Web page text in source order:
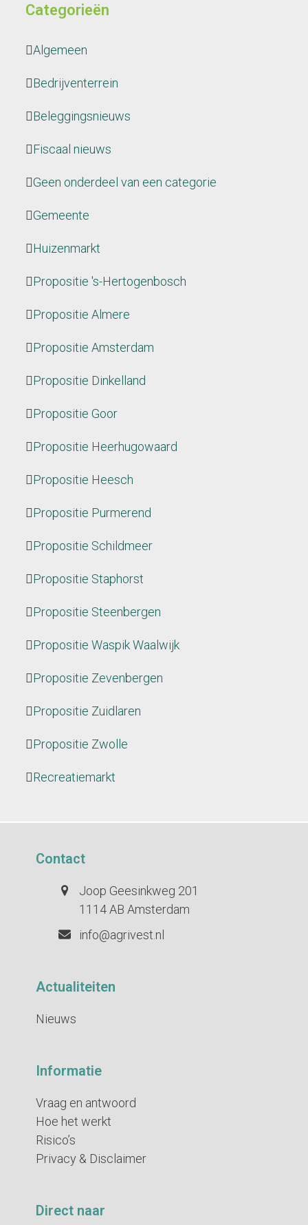
Categorieën
Algemeen
Bedrijventerrein
Beleggingsnieuws
Fiscaal nieuws
Geen onderdeel van een categorie
Gemeente
Huizenmarkt
Propositie 's-Hertogenbosch
Propositie Almere
Propositie Amsterdam
Propositie Dinkelland
Propositie Goor
Propositie Heerhugowaard
Propositie Heesch
Propositie Purmerend
Propositie Schildmeer
Propositie Staphorst
Propositie Steenbergen
Propositie Waspik Waalwijk
Propositie Zevenbergen
Propositie Zuidlaren
Propositie Zwolle
Recreatiemarkt
Contact
Joop Geesinkweg 201
1114 AB Amsterdam
info@agrivest.nl
Actualiteiten
Nieuws
Informatie
Vraag en antwoord
Hoe het werkt
Risico’s
Privacy & Disclaimer
Direct naar